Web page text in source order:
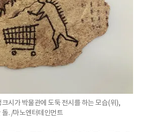
시가 박물관에 도둑 전시를 하는 모습(위),
. /마노엔터테인먼트